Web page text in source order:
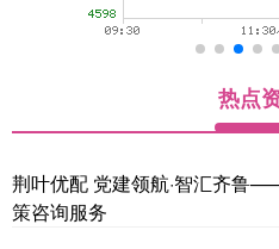
热点
荆叶优配 党建领航·智汇齐鲁
策咨询服务